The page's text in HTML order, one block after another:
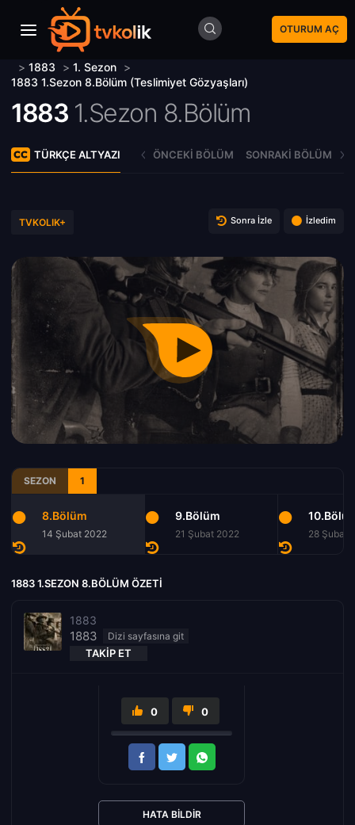
OTURUM AÇ
> 1883 > 1. Sezon >
1883 1.Sezon 8.Bölüm (Teslimiyet Gözyaşları)
1883 1.Sezon 8.Bölüm
TÜRKÇE ALTYAZI ÖNCEKI BÖLÜM SONRAKI BÖLÜM
TVKOLIK+ Sonra İzle İzledim
SEZON 1
8.Bölüm
14 Şubat 2022
9.Bölüm
21 Şubat 2022 28 Şubat
1883 1.SEZON 8.BÖLÜM ÖZETI
1883
1883
TAKIP ET
0 0
HATA BILDIR